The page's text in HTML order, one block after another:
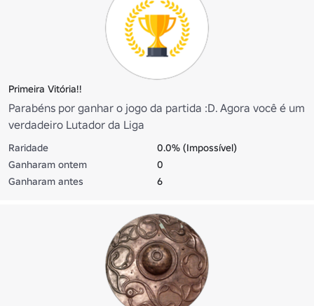
Primeira Vitória!!
Parabéns por ganhar o jogo da partida :D. Agora você é um
verdadeiro Lutador da Liga
Raridade
0.0% (Impossível)
Ganharam ontem
0
Ganharam antes
6